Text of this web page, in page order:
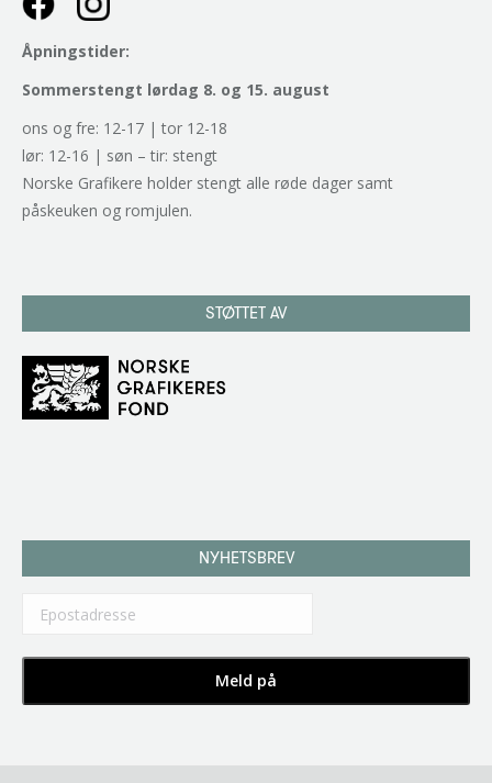
Åpningstider:
Sommerstengt lørdag 8. og 15. august
ons og fre: 12-17 | tor 12-18
lør: 12-16 | søn – tir: stengt
Norske Grafikere holder stengt alle røde dager samt
påskeuken og romjulen.
STØTTET AV
NYHETSBREV